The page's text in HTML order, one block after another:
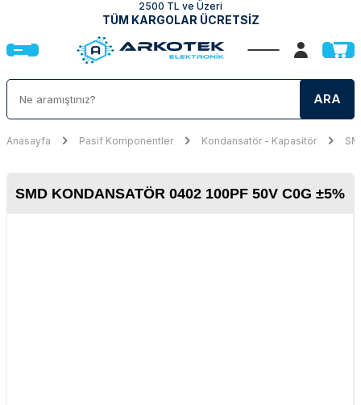
2500 TL ve Üzeri
TÜM KARGOLAR ÜCRETSİZ
ARA
Anasayfa Pasif Komponentler Kondansatör - Kapasitör
SMD KONDANSATÖR 0402 100PF 50V C0G ±5%